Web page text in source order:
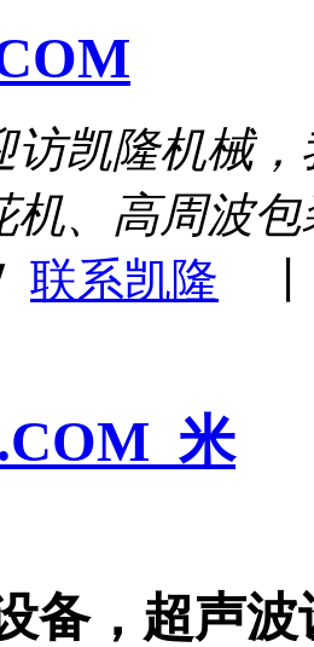
访凯隆机械
机、高周波
联系凯隆
备，超声